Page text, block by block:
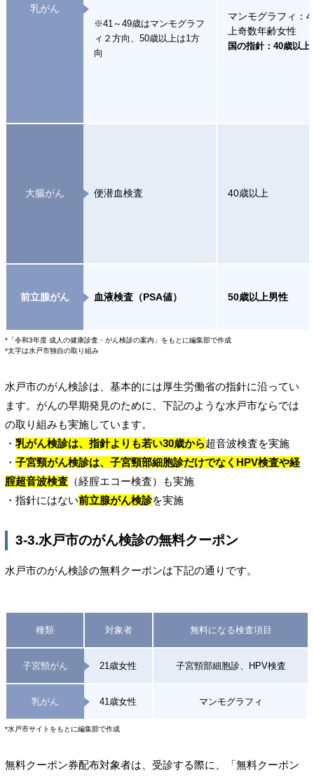
乳がん
※41～49歳はマンモグラフ
ィ２方向、50歳以上は1方
向
マンモグラフィ：
上奇数年齢女性
国の指針：40歳以上
大腸がん 便潜血検査 40歳以上
前立腺がん 血液検査（PSA値） 50歳以上男性
*「令和3年度 成人の健康診査・がん検診の案内」をもとに編集部で作成
*太字は水戸市独自の取り組み
水戸市のがん検診は、基本的には厚生労働省の指針に沿ってい
ます。がんの早期発見のために、下記のような水戸市ならでは
の取り組みも実施しています。
・ 乳がん検診は、指針よりも若い30歳から超音波検査を実施
・ 子宮頸がん検診は、子宮頸部細胞診だけでなくHPV検査や経
腟超音波検査 （経腟エコー検査）も実施
・指針にはない前立腺がん検診を実施
3-3.水戸市のがん検診の無料クーポン
水戸市のがん検診の無料クーポンは下記の通りです。
種類 対象者 無料になる検査項目
子宮頸がん 21歳女性 子宮頸部細胞診、HPV検査
乳がん 41歳女性 マンモグラフィ
*水戸市サイトをもとに編集部で作成
無料クーポン券配布対象者は、受診する際に、「無料クーポン